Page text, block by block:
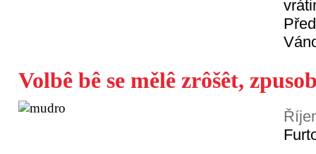
Volbê bê se mělê zrôšêt,